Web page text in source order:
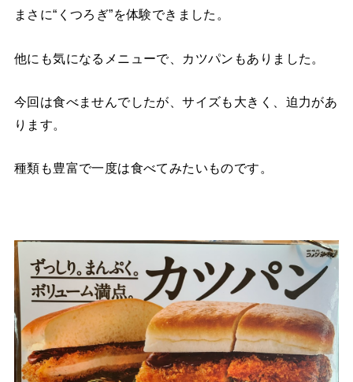
まさに“くつろぎ”を体験できました。
他にも気になるメニューで、カツパンもありました。
今回は食べませんでしたが、サイズも大きく、迫力があ
ります。
種類も豊富で一度は食べてみたいものです。